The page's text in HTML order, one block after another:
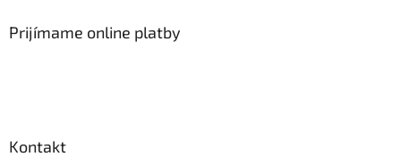
Prijímame online platby
Kontakt